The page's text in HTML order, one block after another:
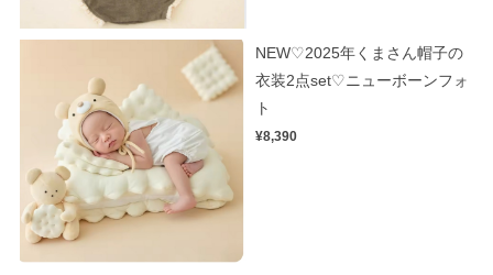
NEW♡2025年くまさん帽子の
衣装2点set♡ニューボーンフォ
ト
¥8,390